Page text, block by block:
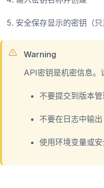
安全保存显示的密钥（只
Warning
API密钥是机密信息。
不要提交到版本
不要在日志中输出
使用环境变量或